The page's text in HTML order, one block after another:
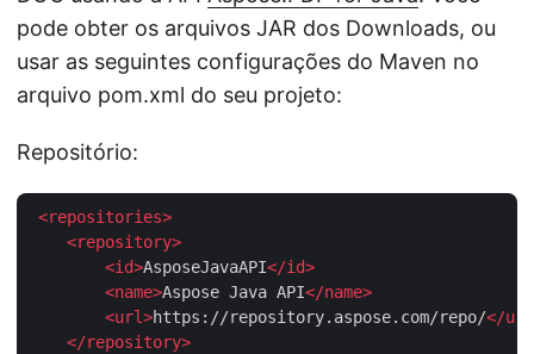
pode obter os arquivos JAR dos Downloads, ou
usar as seguintes configurações do Maven no
arquivo pom.xml do seu projeto:
Repositório:
<repositories>
<repository>
<id>AsposeJavaAPI</id>
<name>Aspose Java API</name>
<url>https://repository.aspose.com/repo/</url
</repository>